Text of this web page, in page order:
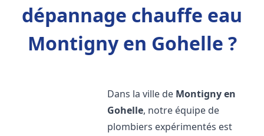
dépannage chauffe eau
Montigny en Gohelle ?
Dans la ville de Montigny en
Gohelle, notre équipe de
plombiers expérimentés est